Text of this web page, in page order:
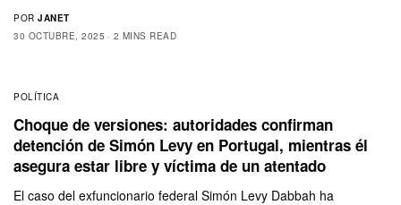
POR JANET
30 OCTUBRE, 2025
2 MINS READ
POLÍTICA
Choque de versiones: autoridades confirman
detención de Simón Levy en Portugal, mientras él
asegura estar libre y víctima de un atentado
El caso del exfuncionario federal Simón Levy Dabbah ha